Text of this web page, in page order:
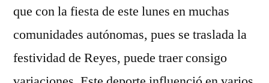
que con la fiesta de este lunes en muchas
comunidades autónomas, pues se traslada la
festividad de Reyes, puede traer consigo